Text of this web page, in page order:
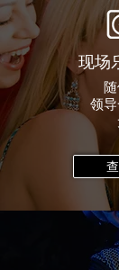
现场
领